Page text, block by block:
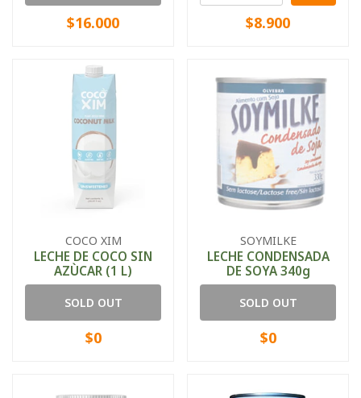
$16.000 $8.900
COCO XIM
LECHE DE COCO SIN
AZÙCAR (1 L)
SOLD OUT
$0
SOYMILKE
LECHE CONDENSADA
DE SOYA 340g
SOLD OUT
$0